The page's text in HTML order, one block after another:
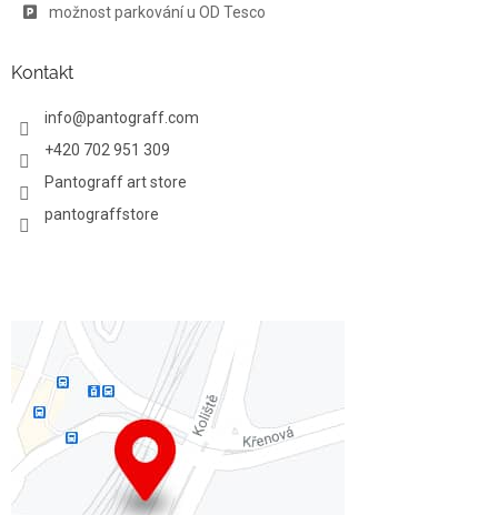
i
možnost parkování u OD Tesco
Kontakt
info@pantograff.com
+420 702 951 309
Pantograff art store
pantograffstore